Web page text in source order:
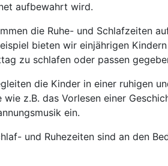
aufbewahrt wird.
die Ruhe- und Schlafzeiten
bieten wir einjährigen
zu schlafen oder passen
die Kinder in einer ruhigen
wie z.B. das Vorlesen einer
ein.
und Ruhezeiten sind an den